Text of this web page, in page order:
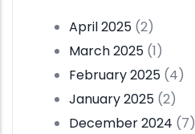
April 2025 (2)
March 2025 (1)
February 2025 (4)
January 2025 (2)
December 2024 (7)